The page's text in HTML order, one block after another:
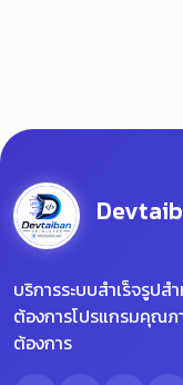
บริการระบบสำเร็จรูป
ต้องการโปรแกรมคุณภ
ต้องการ